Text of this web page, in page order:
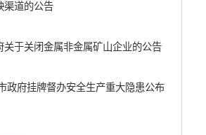
渠道的公告
关于关闭金属非金属矿山企业的公告
政府挂牌督办安全生产重大隐患公布